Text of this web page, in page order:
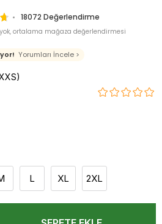
18072 Değerlendirme
ortalama mağaza değerlendirmesi
Yorumları İncele >
L XL 2XL